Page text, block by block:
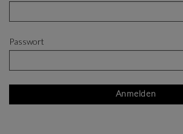
Passwort
Anmelden